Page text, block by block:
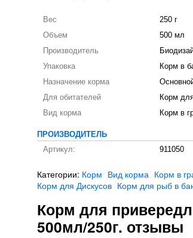
Вес
250 г
Объем
500 мл
Производитель
Упаковка
Корм в
Назначение корма
Для обитателей
Корм
Вид корма
Корм в
ПРОИЗВОДИТЕЛЬ
Артикул:
911050
Категории: Корм Вид корма Корм в
Корм для Дискусов Корм для рыб в
Корм для
500мл/250г. отзывы